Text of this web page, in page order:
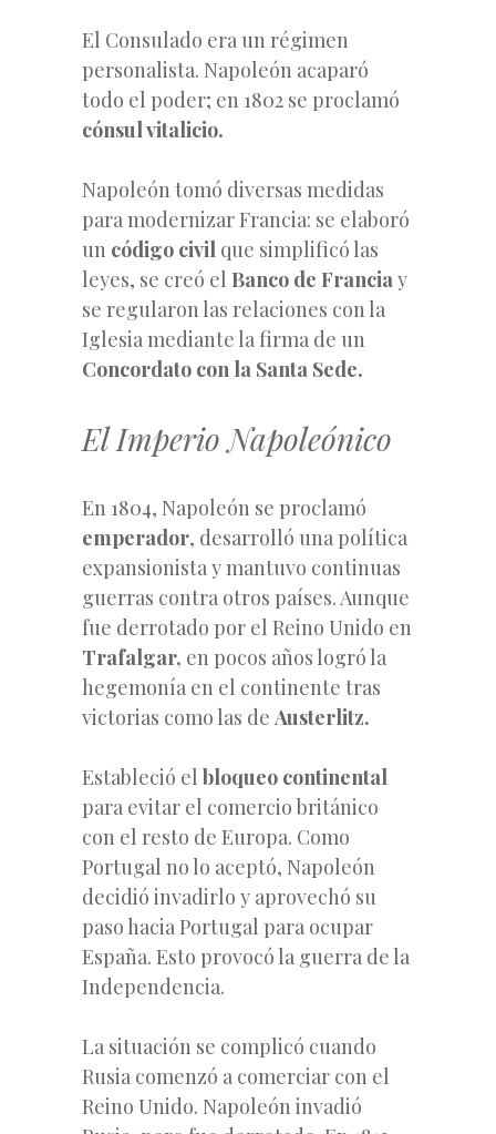
El Consulado era un régimen
personalista. Napoleón acaparó
todo el poder; en 1802 se proclamó
cónsul vitalicio.
Napoleón tomó diversas medidas
para modernizar Francia: se elaboró
un código civil que simplificó las
leyes, se creó el Banco de Franciay
se regularon las relaciones con la
Iglesia mediante la firma de un
Concordato con la Santa Sede.
El Imperio Napoleónico
En 1804, Napoleón se proclamó
emperador, desarrolló una política
expansionista y mantuvo continuas
guerras contra otros países. Aunque
fue derrotado por el Reino Unido en
Trafalgar, en pocos años logró la
hegemonía en el continente tras
victorias como las de Austerlitz.
Estableció el bloqueo continental
para evitar el comercio británico
con el resto de Europa. Como
Portugal no lo aceptó, Napoleón
decidió invadirlo y aprovechó su
paso hacia Portugal para ocupar
España. Esto provocó la guerra de la
Independencia.
La situación se complicó cuando
Rusia comenzó a comerciar con el
Reino Unido. Napoleón invadió